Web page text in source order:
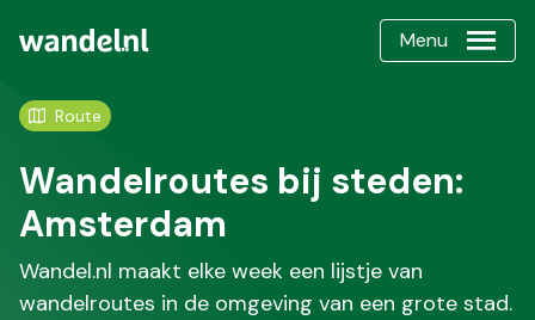
Menu
Route
Wandelroutes bij steden:
Amsterdam
Wandel.nl maakt elke week een lijstje van
wandelroutes in de omgeving van een grote stad.